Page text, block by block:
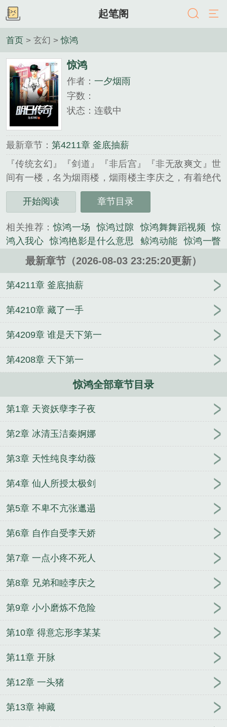
起笔阁
首页 > 玄幻 >惊鸿
惊鸿
作者： 一夕烟雨
字数：
状态：连载中
最新章节： 第4211章 釜底抽薪
『传统玄幻』『剑道』『非后宫』『非无敌爽文』世
间有一楼，名为烟雨楼，烟雨楼主李庆之，有着绝代
天骄之称，黑夜之下，执掌生死，然而，天下不知，
李庆之身后，还有一人，方才是烟雨楼真正的创始
《惊鸿》是一夕烟雨精心创作的玄幻类小说。
开始阅读 章节目录
相关推荐：惊鸿一场 惊鸿过隙 惊鸿舞舞蹈视频
惊
鸿入我心 惊鸿艳影是什么意思 鲸鸿动能
惊鸿一瞥
自难忘从此芳华乱浮生
惊鸿短剧全集免费观看
一瞥意思 惊鸿一瞥 惊鸿舞
鸿之笏
惊鸿仙子
惊鸿
一瞥是什么意思? 惊鸿一面夯
从此芳华乱浮生出处
是什么意思 惊鸿短剧全集免费观看完整版
惊鸿醉
间盛世颜啥意义
惊鸿一瞥下一句接
惊鸿一瞥的拼音 从此芳华乱浮生什么意思
鸿一瞥的意思是什么 惊鸿的诗句 惊鸿照影
瞥下一句 惊鸿是什么意思
惊鸿仙子俞飞
视频
惊鸿黄子弘凡
惊鸿怎让人遗
汉
惊鸿乱斗台 惊鸿全集免费观看
惊鸿一面完整版
最新章节（2026-08-03 23:25:20更新）
第4211章 釜底抽薪
第4210章 藏了一手
第4209章 谁是天下第一
第4208章 天下第一
惊鸿全部章节目录
第1章 天资妖孽李子夜
第2章 冰清玉洁秦婀娜
第3章 天性纯良李幼薇
第4章 仙人所授太极剑
第5章 不卑不亢张邋遢
第6章 自作自受李天娇
第7章 一点小疼不死人
第8章 兄弟和睦李庆之
第9章 小小磨炼不危险
第10章 得意忘形李某某
第11章 开脉
第12章 一头猪
第13章 神藏